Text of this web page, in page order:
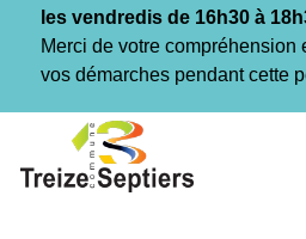
les vendredis de 16h30 à
Merci de votre compréhension
vos démarches pendant cette
contenu
pied